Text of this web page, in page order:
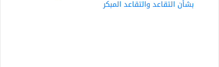
بشأن التقاعد والتقاعد المبكر